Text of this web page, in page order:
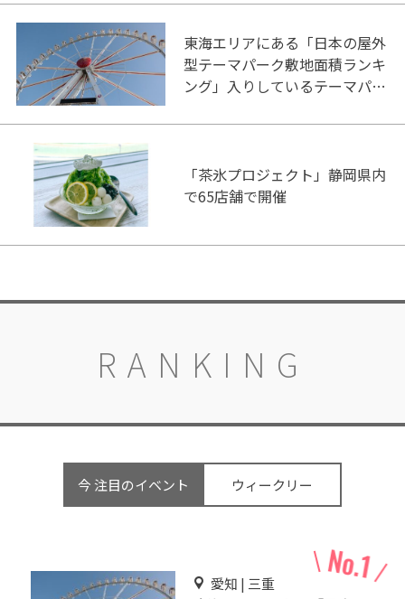
東海エリアにある「日本の屋外
型テーマパーク敷地面積ランキ
ング」入りしているテーマパー
「茶氷プロジェクト」静岡県内
で65店舗で開催
RANKING
今 注目のイベント ウィークリー
愛知 | 三重